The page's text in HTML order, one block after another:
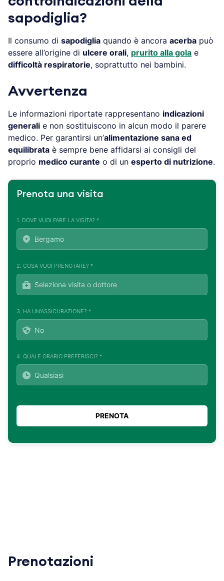
sapodiglia?
Il consumo di sapodiglia quando è ancora acerba può
essere all’origine di ulcere orali, prurito alla gola e
difficoltà respiratorie, soprattutto nei bambini.
Avvertenza
Le informazioni riportate rappresentano indicazioni
generali e non sostituiscono in alcun modo il parere
medico. Per garantirsi un’alimentazione sana ed
equilibrata è sempre bene affidarsi ai consigli del
proprio medico curante o di un esperto di nutrizione.
Prenota una visita
1. DOVE VUOI FARE LA VISITA? *
2. COSA VUOI PRENOTARE? *
3. HA UN'ASSICURAZIONE? *
4. QUALE ORARIO PREFERISCI? *
Prenotazioni